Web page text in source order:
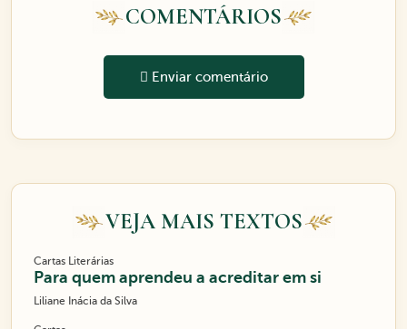
COMENTÁRIOS
Enviar comentário
VEJA MAIS TEXTOS
Cartas Literárias
Para quem aprendeu a acreditar em si
Liliane Inácia da Silva